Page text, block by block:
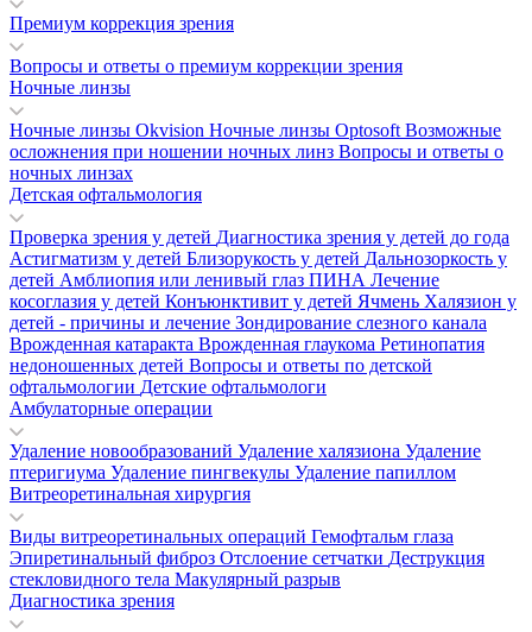
Премиум коррекция зрения
Вопросы и ответы о премиум коррекции зрения
Ночные линзы
Ночные линзы Okvision Ночные линзы Optosoft Возможные
осложнения при ношении ночных линз Вопросы и ответы о
ночных линзах
Детская офтальмология
Проверка зрения у детей Диагностика зрения у детей до года
Астигматизм у детей Близорукость у детей Дальнозоркость у
детей Амблиопия или ленивый глаз ПИНА Лечение
косоглазия у детей Конъюнктивит у детей Ячмень Халязион у
детей - причины и лечение Зондирование слезного канала
Врожденная катаракта Врожденная глаукома Ретинопатия
недоношенных детей Вопросы и ответы по детской
офтальмологии Детские офтальмологи
Амбулаторные операции
Удаление новообразований Удаление халязиона Удаление
птеригиума Удаление пингвекулы Удаление папиллом
Витреоретинальная хирургия
Виды витреоретинальных операций Гемофтальм глаза
Эпиретинальный фиброз Отслоение сетчатки Деструкция
стекловидного тела Макулярный разрыв
Диагностика зрения